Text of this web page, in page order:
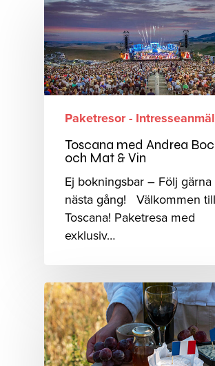
Paketresor -
Toscana med Andrea
och Mat & Vin
Ej bokningsbar – Följ gärna
nästa gång! Välkommen till
Toscana! Paketresa med
exklusiv…